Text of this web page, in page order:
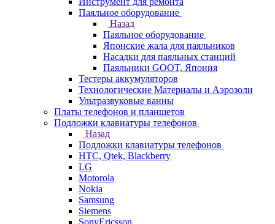
Паяльное оборудование
Назад
Паяльное оборудование
Японские жала для паяльников
Насадки для паяльных станций
Паяльники GOOT, Япония
Тестеры аккумуляторов
Технологические Материалы и Аэрозоли
Ультразвуковые ванны
Платы телефонов и планшетов
Подложки клавиатуры телефонов
Назад
Подложки клавиатуры телефонов
HTC, Qtek, Blackberry
LG
Motorola
Nokia
Samsung
Siemens
SonyEricsson